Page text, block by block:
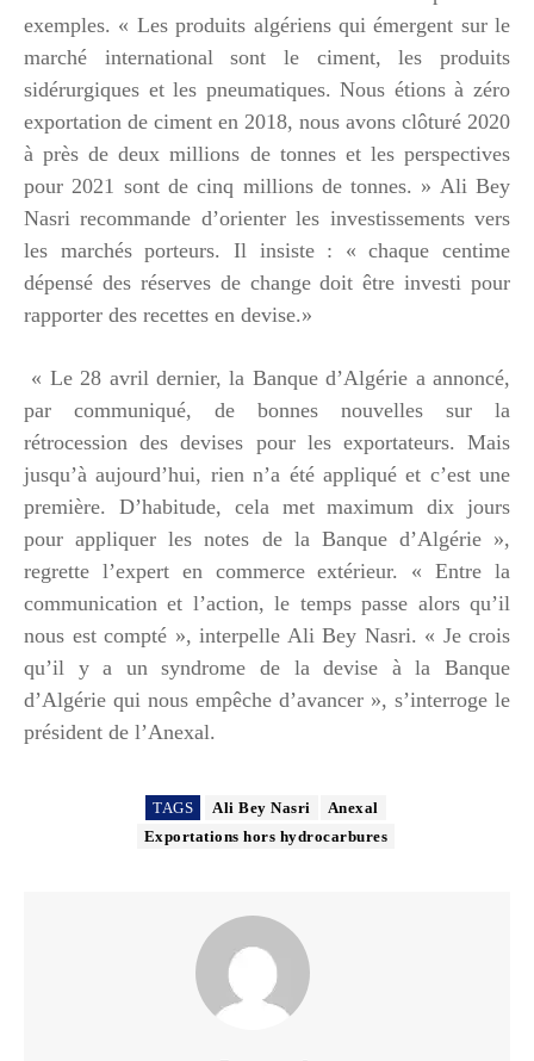
exemples. « Les produits algériens qui émergent sur le
marché international sont le ciment, les produits
sidérurgiques et les pneumatiques. Nous étions à zéro
exportation de ciment en 2018, nous avons clôturé 2020
à près de deux millions de tonnes et les perspectives
pour 2021 sont de cinq millions de tonnes. » Ali Bey
Nasri recommande d’orienter les investissements vers
les marchés porteurs. Il insiste : « chaque centime
dépensé des réserves de change doit être investi pour
rapporter des recettes en devise.»
« Le 28 avril dernier, la Banque d’Algérie a annoncé,
par communiqué, de bonnes nouvelles sur la
rétrocession des devises pour les exportateurs. Mais
jusqu’à aujourd’hui, rien n’a été appliqué et c’est une
première. D’habitude, cela met maximum dix jours
pour appliquer les notes de la Banque d’Algérie »,
regrette l’expert en commerce extérieur. « Entre la
communication et l’action, le temps passe alors qu’il
nous est compté », interpelle Ali Bey Nasri. « Je crois
qu’il y a un syndrome de la devise à la Banque
d’Algérie qui nous empêche d’avancer », s’interroge le
président de l’Anexal.
TAGS Ali Bey Nasri
Anexal
Exportations hors hydrocarbures